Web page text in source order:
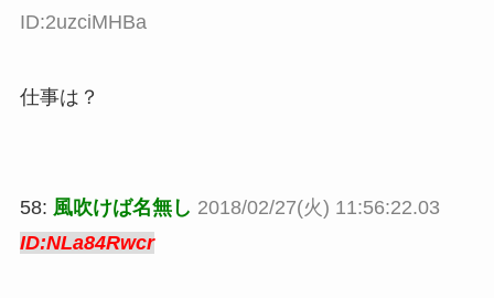
ID:2uzciMHBa
仕事は？
58: 風吹けば名無し 2018/02/27(火) 11:56:22.03
ID:NLa84Rwcr